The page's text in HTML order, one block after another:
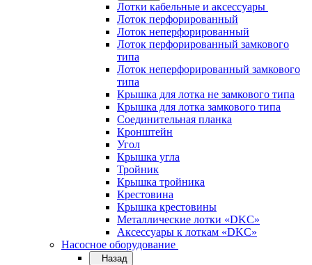
Лотки кабельные и аксессуары
Лоток перфорированный
Лоток неперфорированный
Лоток перфорированный замкового
типа
Лоток неперфорированный замкового
типа
Крышка для лотка не замкового типа
Крышка для лотка замкового типа
Соединительная планка
Кронштейн
Угол
Крышка угла
Тройник
Крышка тройника
Крестовина
Крышка крестовины
Металлические лотки «DKC»
Аксессуары к лоткам «DKC»
Насосное оборудование
Назад